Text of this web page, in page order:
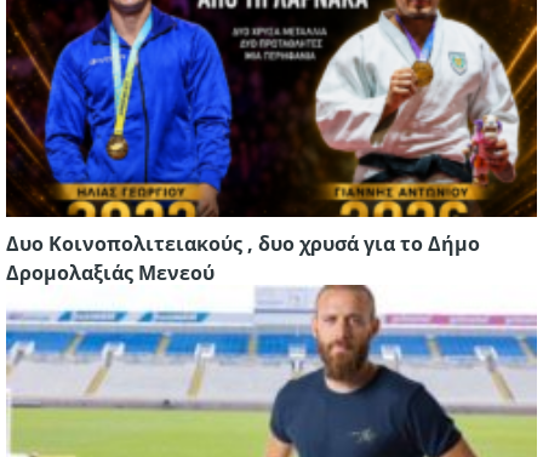
Δυο Κοινοπολιτειακούς , δυο χρυσά για το Δήμο
Δρομολαξιάς Μενεού